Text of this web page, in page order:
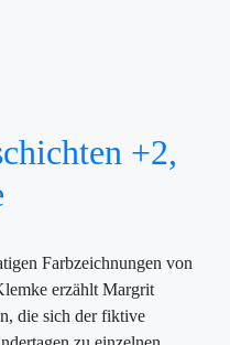
+2,
Farbzeichnungen von
erzählt Margrit
die sich der fiktive